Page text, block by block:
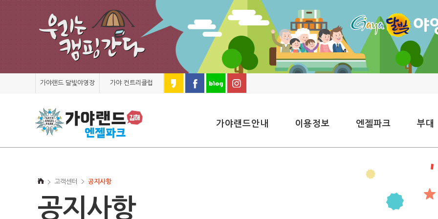
가야랜드 달빛야영장 가야 컨트리클럽
가야랜드안내 이용정보 엔젤파크 부대
고객센터 공지사항
공지사항